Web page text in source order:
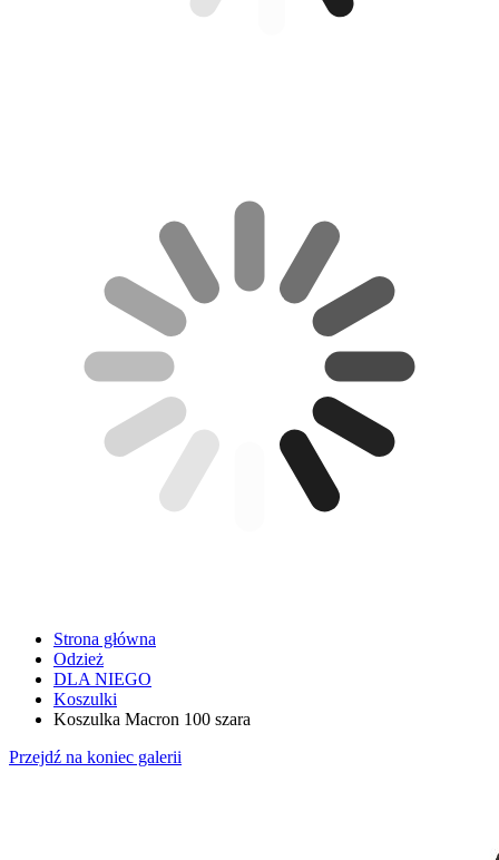
Strona główna
Odzież
DLA NIEGO
Koszulki
Koszulka Macron 100 szara
Przejdź na koniec galerii